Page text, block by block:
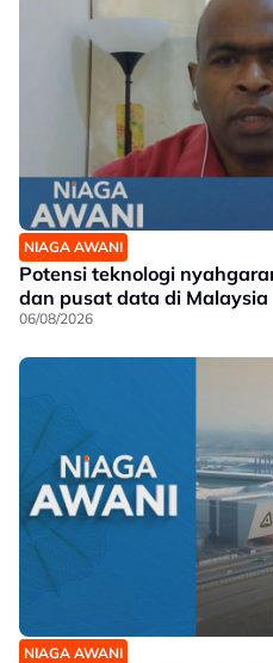
NIAGA AWANI
Potensi teknologi
dan pusat data di Malaysia
06/08/2026
NIAGA AWANI